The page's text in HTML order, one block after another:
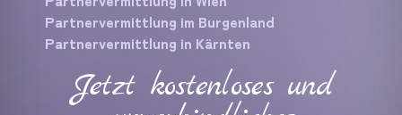
Partnervermittlung im Burgenland
Partnervermittlung in Kärnten
Jetzt kostenloses und